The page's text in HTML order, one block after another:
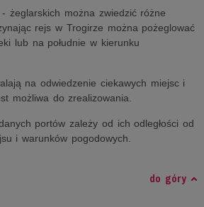
żeglarskich można zwiedzić różne
rejs w Trogirze można pożeglować
lub na południe w kierunku
na odwiedzenie ciekawych miejsc i
możliwa do zrealizowania.
portów zależy od ich odległości od
i warunków pogodowych.
do góry